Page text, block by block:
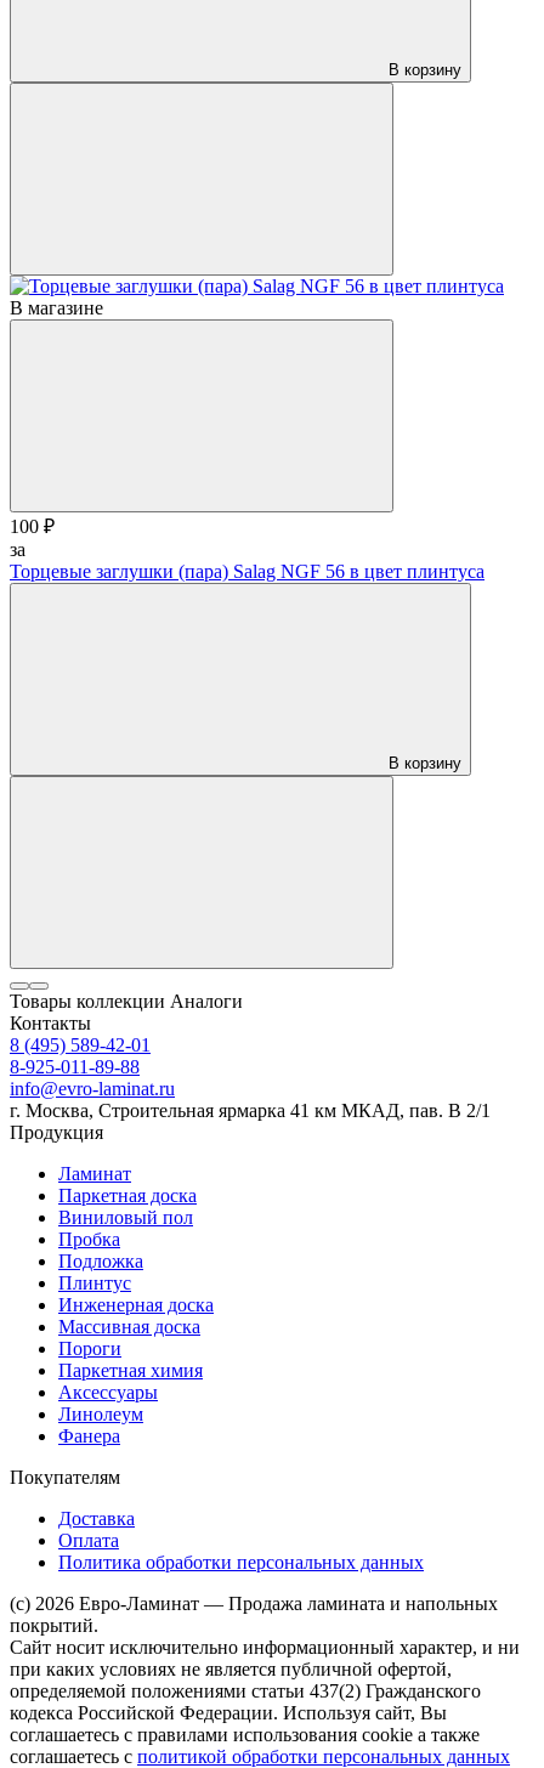
В корзину
В магазине
100 ₽
за
Торцевые заглушки (пара) Salag NGF 56 в цвет плинтуса
В корзину
Товары коллекции Аналоги
Контакты
8 (495) 589-42-01
8-925-011-89-88
info@evro-laminat.ru
г. Москва, Строительная ярмарка 41 км МКАД, пав. В 2/1
Продукция
Ламинат
Паркетная доска
Виниловый пол
Пробка
Подложка
Плинтус
Инженерная доска
Массивная доска
Пороги
Паркетная химия
Аксессуары
Линолеум
Фанера
Покупателям
Доставка
Оплата
Политика обработки персональных данных
(c) 2026 Евро-Ламинат — Продажа ламината и напольных
покрытий.
Сайт носит исключительно информационный характер, и ни
при каких условиях не является публичной офертой,
определяемой положениями статьи 437(2) Гражданского
кодекса Российской Федерации. Используя сайт, Вы
соглашаетесь с правилами использования cookie а также
соглашаетесь с политикой обработки персональных данных